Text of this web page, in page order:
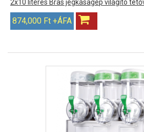
2x10 literes Bras jégkásagép világító
874,000 Ft +ÁFA